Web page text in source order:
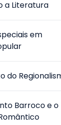
a Literatura
em
do
Barroco e o